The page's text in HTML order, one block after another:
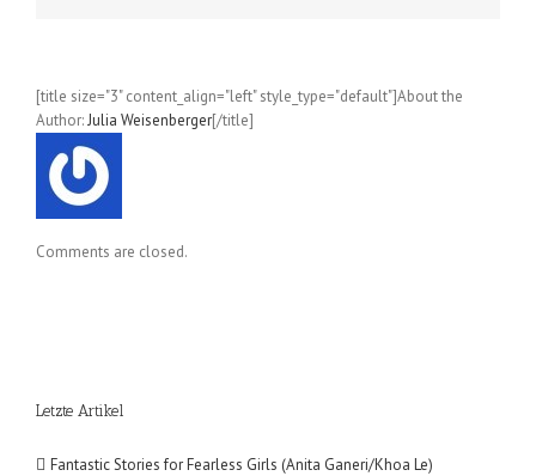
[title size="3" content_align="left" style_type="default"]About the
Author:Julia Weisenberger[/title]
Comments are closed.
Letzte Artikel
Fantastic Stories for Fearless Girls (Anita Ganeri/Khoa Le)